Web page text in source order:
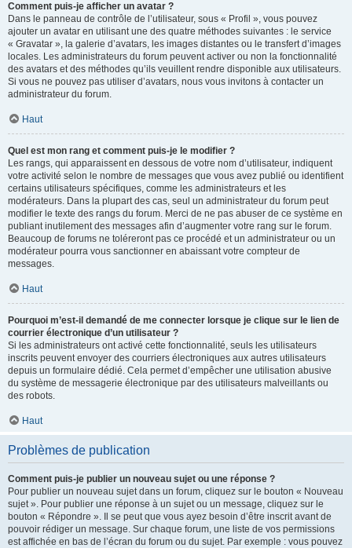
Comment puis-je afficher un avatar ?
Dans le panneau de contrôle de l’utilisateur, sous « Profil », vous pouvez
ajouter un avatar en utilisant une des quatre méthodes suivantes : le service
« Gravatar », la galerie d’avatars, les images distantes ou le transfert d’images
locales. Les administrateurs du forum peuvent activer ou non la fonctionnalité
des avatars et des méthodes qu’ils veuillent rendre disponible aux utilisateurs.
Si vous ne pouvez pas utiliser d’avatars, nous vous invitons à contacter un
administrateur du forum.
Haut
Quel est mon rang et comment puis-je le modifier ?
Les rangs, qui apparaissent en dessous de votre nom d’utilisateur, indiquent
votre activité selon le nombre de messages que vous avez publié ou identifient
certains utilisateurs spécifiques, comme les administrateurs et les
modérateurs. Dans la plupart des cas, seul un administrateur du forum peut
modifier le texte des rangs du forum. Merci de ne pas abuser de ce système en
publiant inutilement des messages afin d’augmenter votre rang sur le forum.
Beaucoup de forums ne toléreront pas ce procédé et un administrateur ou un
modérateur pourra vous sanctionner en abaissant votre compteur de
messages.
Haut
Pourquoi m’est-il demandé de me connecter lorsque je clique sur le lien de
courrier électronique d’un utilisateur ?
Si les administrateurs ont activé cette fonctionnalité, seuls les utilisateurs
inscrits peuvent envoyer des courriers électroniques aux autres utilisateurs
depuis un formulaire dédié. Cela permet d’empêcher une utilisation abusive
du système de messagerie électronique par des utilisateurs malveillants ou
des robots.
Haut
Problèmes de publication
Comment puis-je publier un nouveau sujet ou une réponse ?
Pour publier un nouveau sujet dans un forum, cliquez sur le bouton « Nouveau
sujet ». Pour publier une réponse à un sujet ou un message, cliquez sur le
bouton « Répondre ». Il se peut que vous ayez besoin d’être inscrit avant de
pouvoir rédiger un message. Sur chaque forum, une liste de vos permissions
est affichée en bas de l’écran du forum ou du sujet. Par exemple : vous pouvez